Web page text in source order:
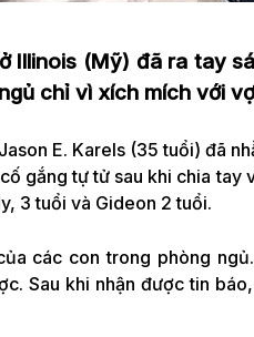
Illinois (Mỹ) đã ra tay
chỉ vì xích mích với
E. Karels (35 tuổi) đã
gắng tự tử sau khi chia
3 tuổi và Gideon 2 tuổi.
các con trong phòng
Sau khi nhận được tin